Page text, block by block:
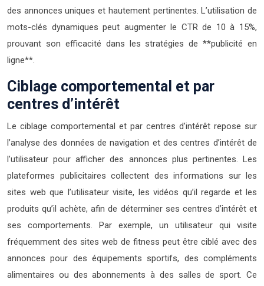
des annonces uniques et hautement pertinentes. L’utilisation de
mots-clés dynamiques peut augmenter le CTR de 10 à 15%,
prouvant son efficacité dans les stratégies de **publicité en
ligne**.
Ciblage comportemental et par
centres d’intérêt
Le ciblage comportemental et par centres d’intérêt repose sur
l’analyse des données de navigation et des centres d’intérêt de
l’utilisateur pour afficher des annonces plus pertinentes. Les
plateformes publicitaires collectent des informations sur les
sites web que l’utilisateur visite, les vidéos qu’il regarde et les
produits qu’il achète, afin de déterminer ses centres d’intérêt et
ses comportements. Par exemple, un utilisateur qui visite
fréquemment des sites web de fitness peut être ciblé avec des
annonces pour des équipements sportifs, des compléments
alimentaires ou des abonnements à des salles de sport. Ce